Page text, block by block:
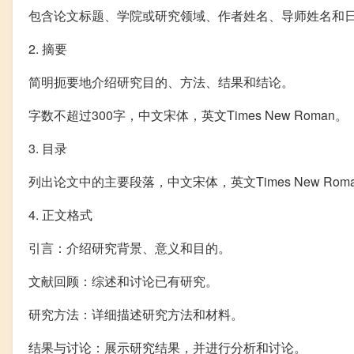
包含论文标题、学院或研究领域、作者姓名、导师姓名和日
2. 摘要
简明扼要地介绍研究目的、方法、结果和结论。
字数不超过300字，中文宋体，英文Times New Roman。
3. 目录
列出论文中的主要段落，中文宋体，英文Times New
4. 正文格式
引言：介绍研究背景、意义和目的。
文献回顾：综述和讨论已有研究。
研究方法：详细描述研究方法和材料。
结果与讨论：展示研究结果，并进行分析和讨论。